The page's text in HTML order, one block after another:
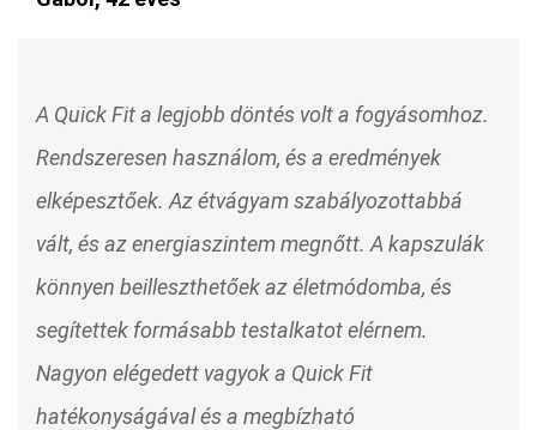
A Quick Fit a legjobb döntés volt a fogyásomhoz.
Rendszeresen használom, és a eredmények
elképesztőek. Az étvágyam szabályozottabbá
vált, és az energiaszintem megnőtt. A kapszulák
könnyen beilleszthetőek az életmódomba, és
segítettek formásabb testalkatot elérnem.
Nagyon elégedett vagyok a Quick Fit
hatékonyságával és a megbízható